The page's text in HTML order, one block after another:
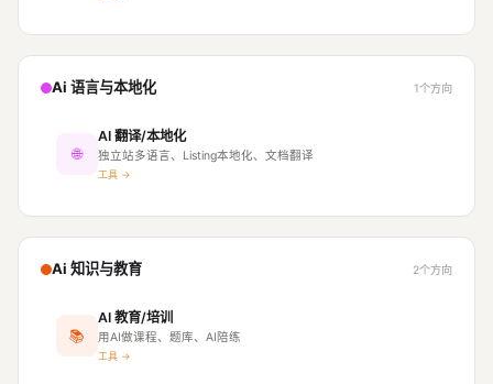
Ai 语言与本地化 1个方向
🌐
AI 翻译/本地化
独立站多语言、Listing本地化、文档翻译
工具 →
Ai 知识与教育 2个方向
📚
AI 教育/培训
用AI做课程、题库、AI陪练
工具 →